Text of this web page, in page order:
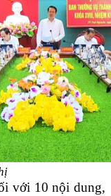
với 10 nội dung,